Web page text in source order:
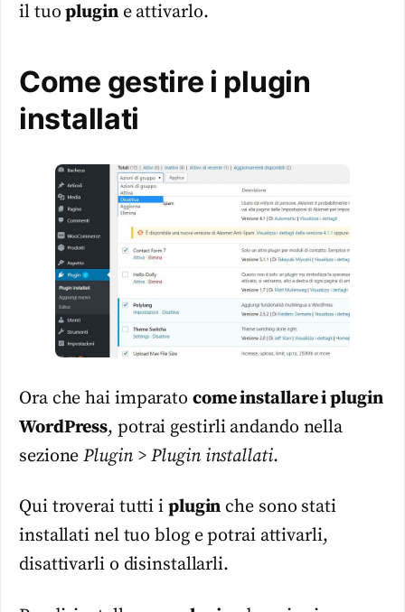
il tuoplugine attivarlo.
Come gestire i plugin
installati
Ora che hai imparato come installare i plugin
WordPress, potrai gestirli andando nella
sezionePlugin > Plugin installati.
Qui troverai tutti i plugin che sono stati
installati nel tuo blog e potrai attivarli,
disattivarli o disinstallarli.